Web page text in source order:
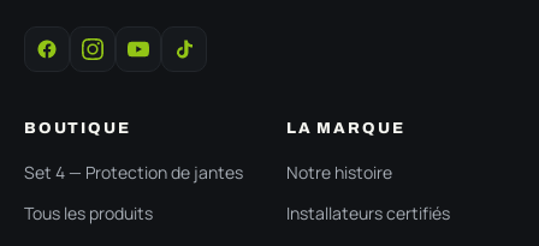
BOUTIQUE
Set 4 — Protection de jantes
Tous les produits
LA MARQUE
Notre histoire
Installateurs certifiés